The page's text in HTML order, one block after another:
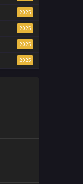
2025
2025
2025
2025